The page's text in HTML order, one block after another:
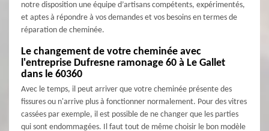
notre disposition une équipe d’artisans compétents, expérimentés,
et aptes à répondre à vos demandes et vos besoins en termes de
réparation de cheminée.
Le changement de votre cheminée avec
l'entreprise Dufresne ramonage 60 à Le Gallet
dans le 60360
Avec le temps, il peut arriver que votre cheminée présente des
fissures ou n'arrive plus à fonctionner normalement. Pour des vitres
cassées par exemple, il est possible de ne changer que les parties
qui sont endommagées. Il faut tout de même choisir le bon modèle